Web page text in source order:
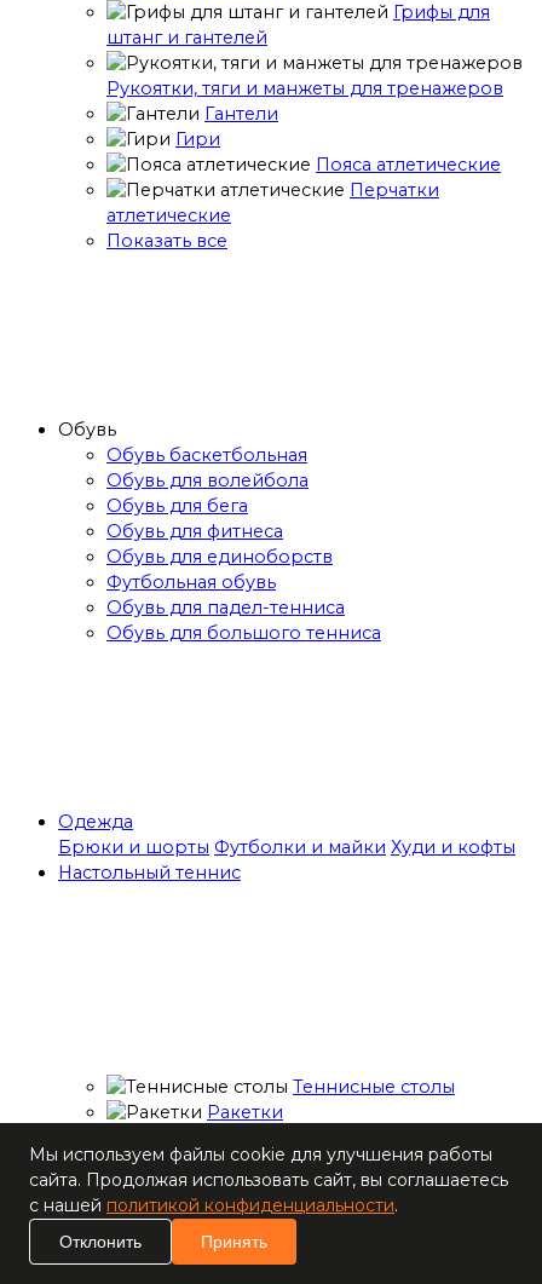
Грифы для
штанг и гантелей
Рукоятки, тяги и манжеты для тренажеров
Гантели
Гири
Пояса атлетические
Перчатки
атлетические
Показать все
Обувь
Обувь баскетбольная
Обувь для волейбола
Обувь для бега
Обувь для фитнеса
Обувь для единоборств
Футбольная обувь
Обувь для падел-тенниса
Обувь для большого тенниса
Одежда
Брюки и шорты Футболки и майки Худи и кофты
Настольный теннис
Теннисные столы
Ракетки
ракеток
Основания для
ракеток
Мячи
Наборы
Мы используем файлы cookie для улучшения работы
сайта. Продолжая использовать сайт, вы соглашаетесь
с нашей политикой конфиденциальности.
Отклонить Принять